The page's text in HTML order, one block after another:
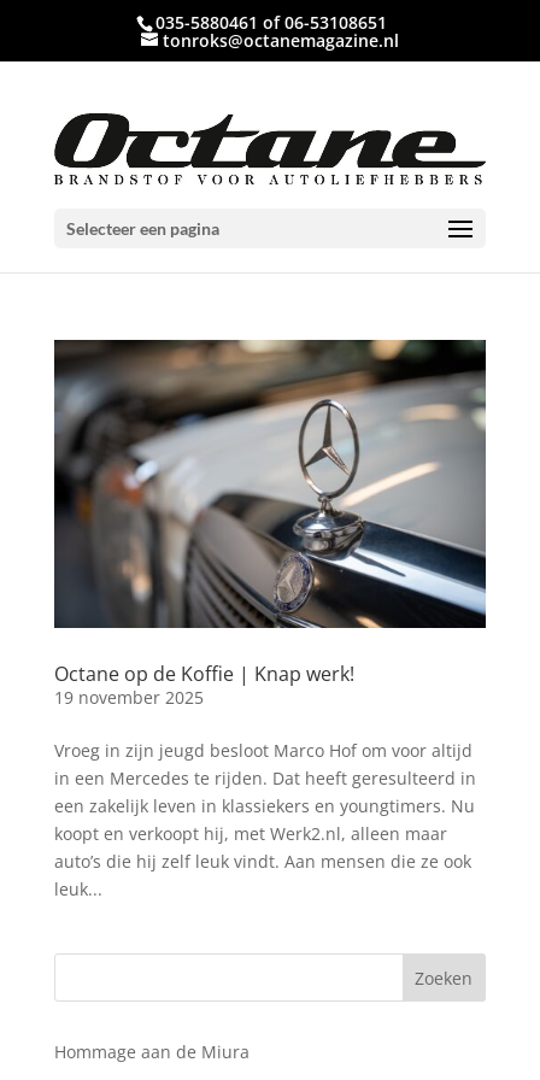
035-5880461 of 06-53108651
tonroks@octanemagazine.nl
Selecteer een pagina
Octane op de Koffie | Knap werk!
19 november 2025
Vroeg in zijn jeugd besloot Marco Hof om voor altijd
in een Mercedes te rijden. Dat heeft geresulteerd in
een zakelijk leven in klassiekers en youngtimers. Nu
koopt en verkoopt hij, met Werk2.nl, alleen maar
auto’s die hij zelf leuk vindt. Aan mensen die ze ook
leuk...
Hommage aan de Miura